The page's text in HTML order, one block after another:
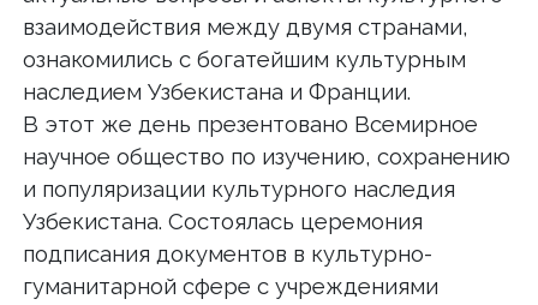
взаимодействия между двумя странами,
ознакомились с богатейшим культурным
наследием Узбекистана и Франции.
В этот же день презентовано Всемирное
научное общество по изучению, сохранению
и популяризации культурного наследия
Узбекистана. Состоялась церемония
подписания документов в культурно-
гуманитарной сфере с учреждениями